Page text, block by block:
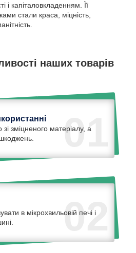
і капіталовкладенням. Її
стали краса, міцність,
наших товарів
01
зміцненого матеріалу, а
02
в мікрохвильовій печі і